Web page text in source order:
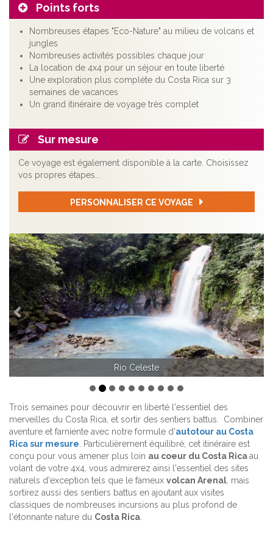
Points forts
Nombreuses étapes "Eco-Nature" au milieu de volcans et
jungles
Nombreuses activités possibles chaque jour
La location de 4x4 pour un séjour en toute liberté
Une exploration plus complète du Costa Rica sur 3
semaines de vacances
Un grand itinéraire de voyage très complet
Sur mesure
Ce voyage est également disponible à la carte. Choisissez
vos propres étapes...
PERSONNALISER CE VOYAGE
Rio Celeste
Précédent
Trois semaines pour découvrir en liberté l'essentiel des
merveilles du Costa Rica, et sortir des sentiers battus. Combiner
aventure et farniente avec notre formule d'autotour au Costa
Rica sur mesure. Particulièrement équilibré, cet itinéraire est
conçu pour vous amener plus loin au coeur du Costa Ricaau
volant de votre 4x4, vous admirerez ainsi l'essentiel des sites
naturels d'exception tels que le fameux volcan Arenal, mais
sortirez aussi des sentiers battus en ajoutant aux visites
classiques de nombreuses incursions au plus profond de
l'étonnante nature du Costa Rica.